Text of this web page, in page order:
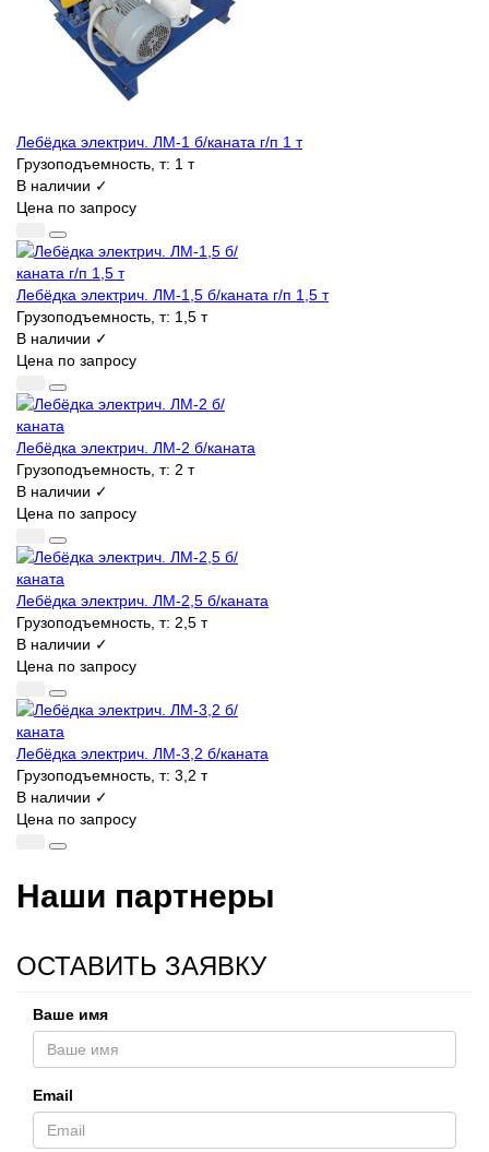
Лебёдка электрич. ЛМ-1 б/каната г/п 1 т
Грузоподъемность, т: 1 т
В наличии ✓
Цена по запросу
Лебёдка электрич. ЛМ-1,5 б/каната г/п 1,5 т
Грузоподъемность, т: 1,5 т
В наличии ✓
Цена по запросу
Лебёдка электрич. ЛМ-2 б/каната
Грузоподъемность, т: 2 т
В наличии ✓
Цена по запросу
Лебёдка электрич. ЛМ-2,5 б/каната
Грузоподъемность, т: 2,5 т
В наличии ✓
Цена по запросу
Лебёдка электрич. ЛМ-3,2 б/каната
Грузоподъемность, т: 3,2 т
В наличии ✓
Цена по запросу
Наши партнеры
ОСТАВИТЬ ЗАЯВКУ
Ваше имя
Email